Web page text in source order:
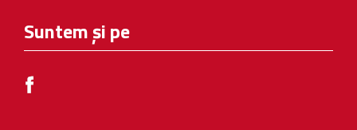
Suntem și pe